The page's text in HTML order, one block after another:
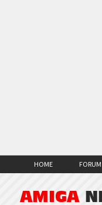
HOME FORUM
AMIGA